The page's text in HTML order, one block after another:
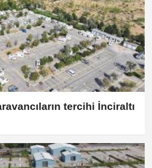
tercihi İnciraltı